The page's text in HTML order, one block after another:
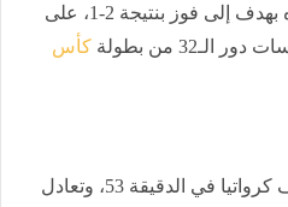
تأخره بهدف إلى فوز بنتيجة 2-1، على
من بطولة
كأس
وسجل إيفان بيريسيتش هدف كرواتيا في الدقيقة 53، وتعادل